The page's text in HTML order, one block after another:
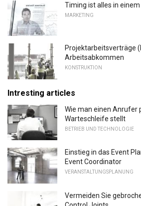
Timing ist alles in
MARKETING
Projektarbeitsverträge
Arbeitsabkommen
KONSTRUKTION
Intresting articles
Wie man einen Anrufer
Warteschleife stellt
BETRIEB UND TECHNOLOGIE
Einstieg in das Event
Event Coordinator
VERANSTALTUNGSPLANUNG
Vermeiden Sie